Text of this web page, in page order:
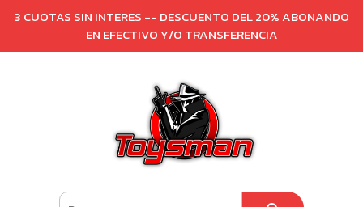
3 CUOTAS SIN INTERES -- DESCUENTO DEL 20% ABONANDO
EN EFECTIVO Y/O TRANSFERENCIA